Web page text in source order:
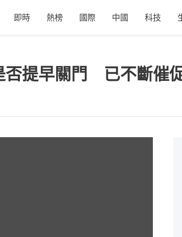
即時 熱榜 國際 中國 科技
否提早關門 已不斷催